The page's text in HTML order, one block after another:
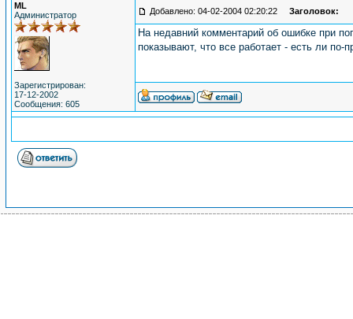
ML
Администратор
Зарегистрирован:
17-12-2002
Сообщения: 605
Добавлено: 04-02-2004 02:20:22 Заголовок:
На недавний комментарий об ошибке при
показывают, что все работает - есть ли